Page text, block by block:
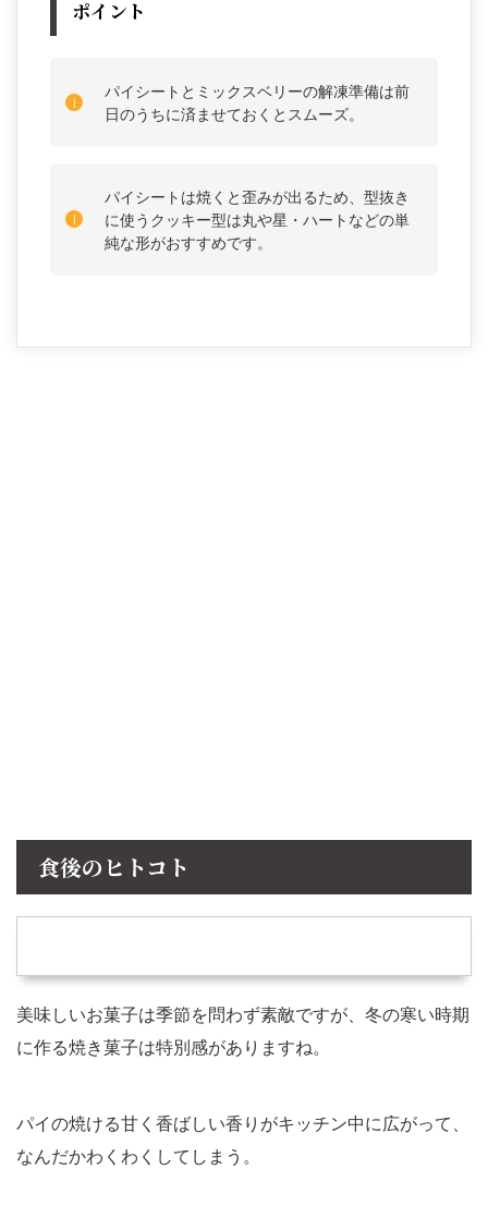
ポイント
パイシートとミックスベリーの解凍準備は前
日のうちに済ませておくとスムーズ。
パイシートは焼くと歪みが出るため、型抜き
に使うクッキー型は丸や星・ハートなどの単
純な形がおすすめです。
食後のヒトコト
美味しいお菓子は季節を問わず素敵ですが、冬の寒い時期
に作る焼き菓子は特別感がありますね。
パイの焼ける甘く香ばしい香りがキッチン中に広がって、
なんだかわくわくしてしまう。